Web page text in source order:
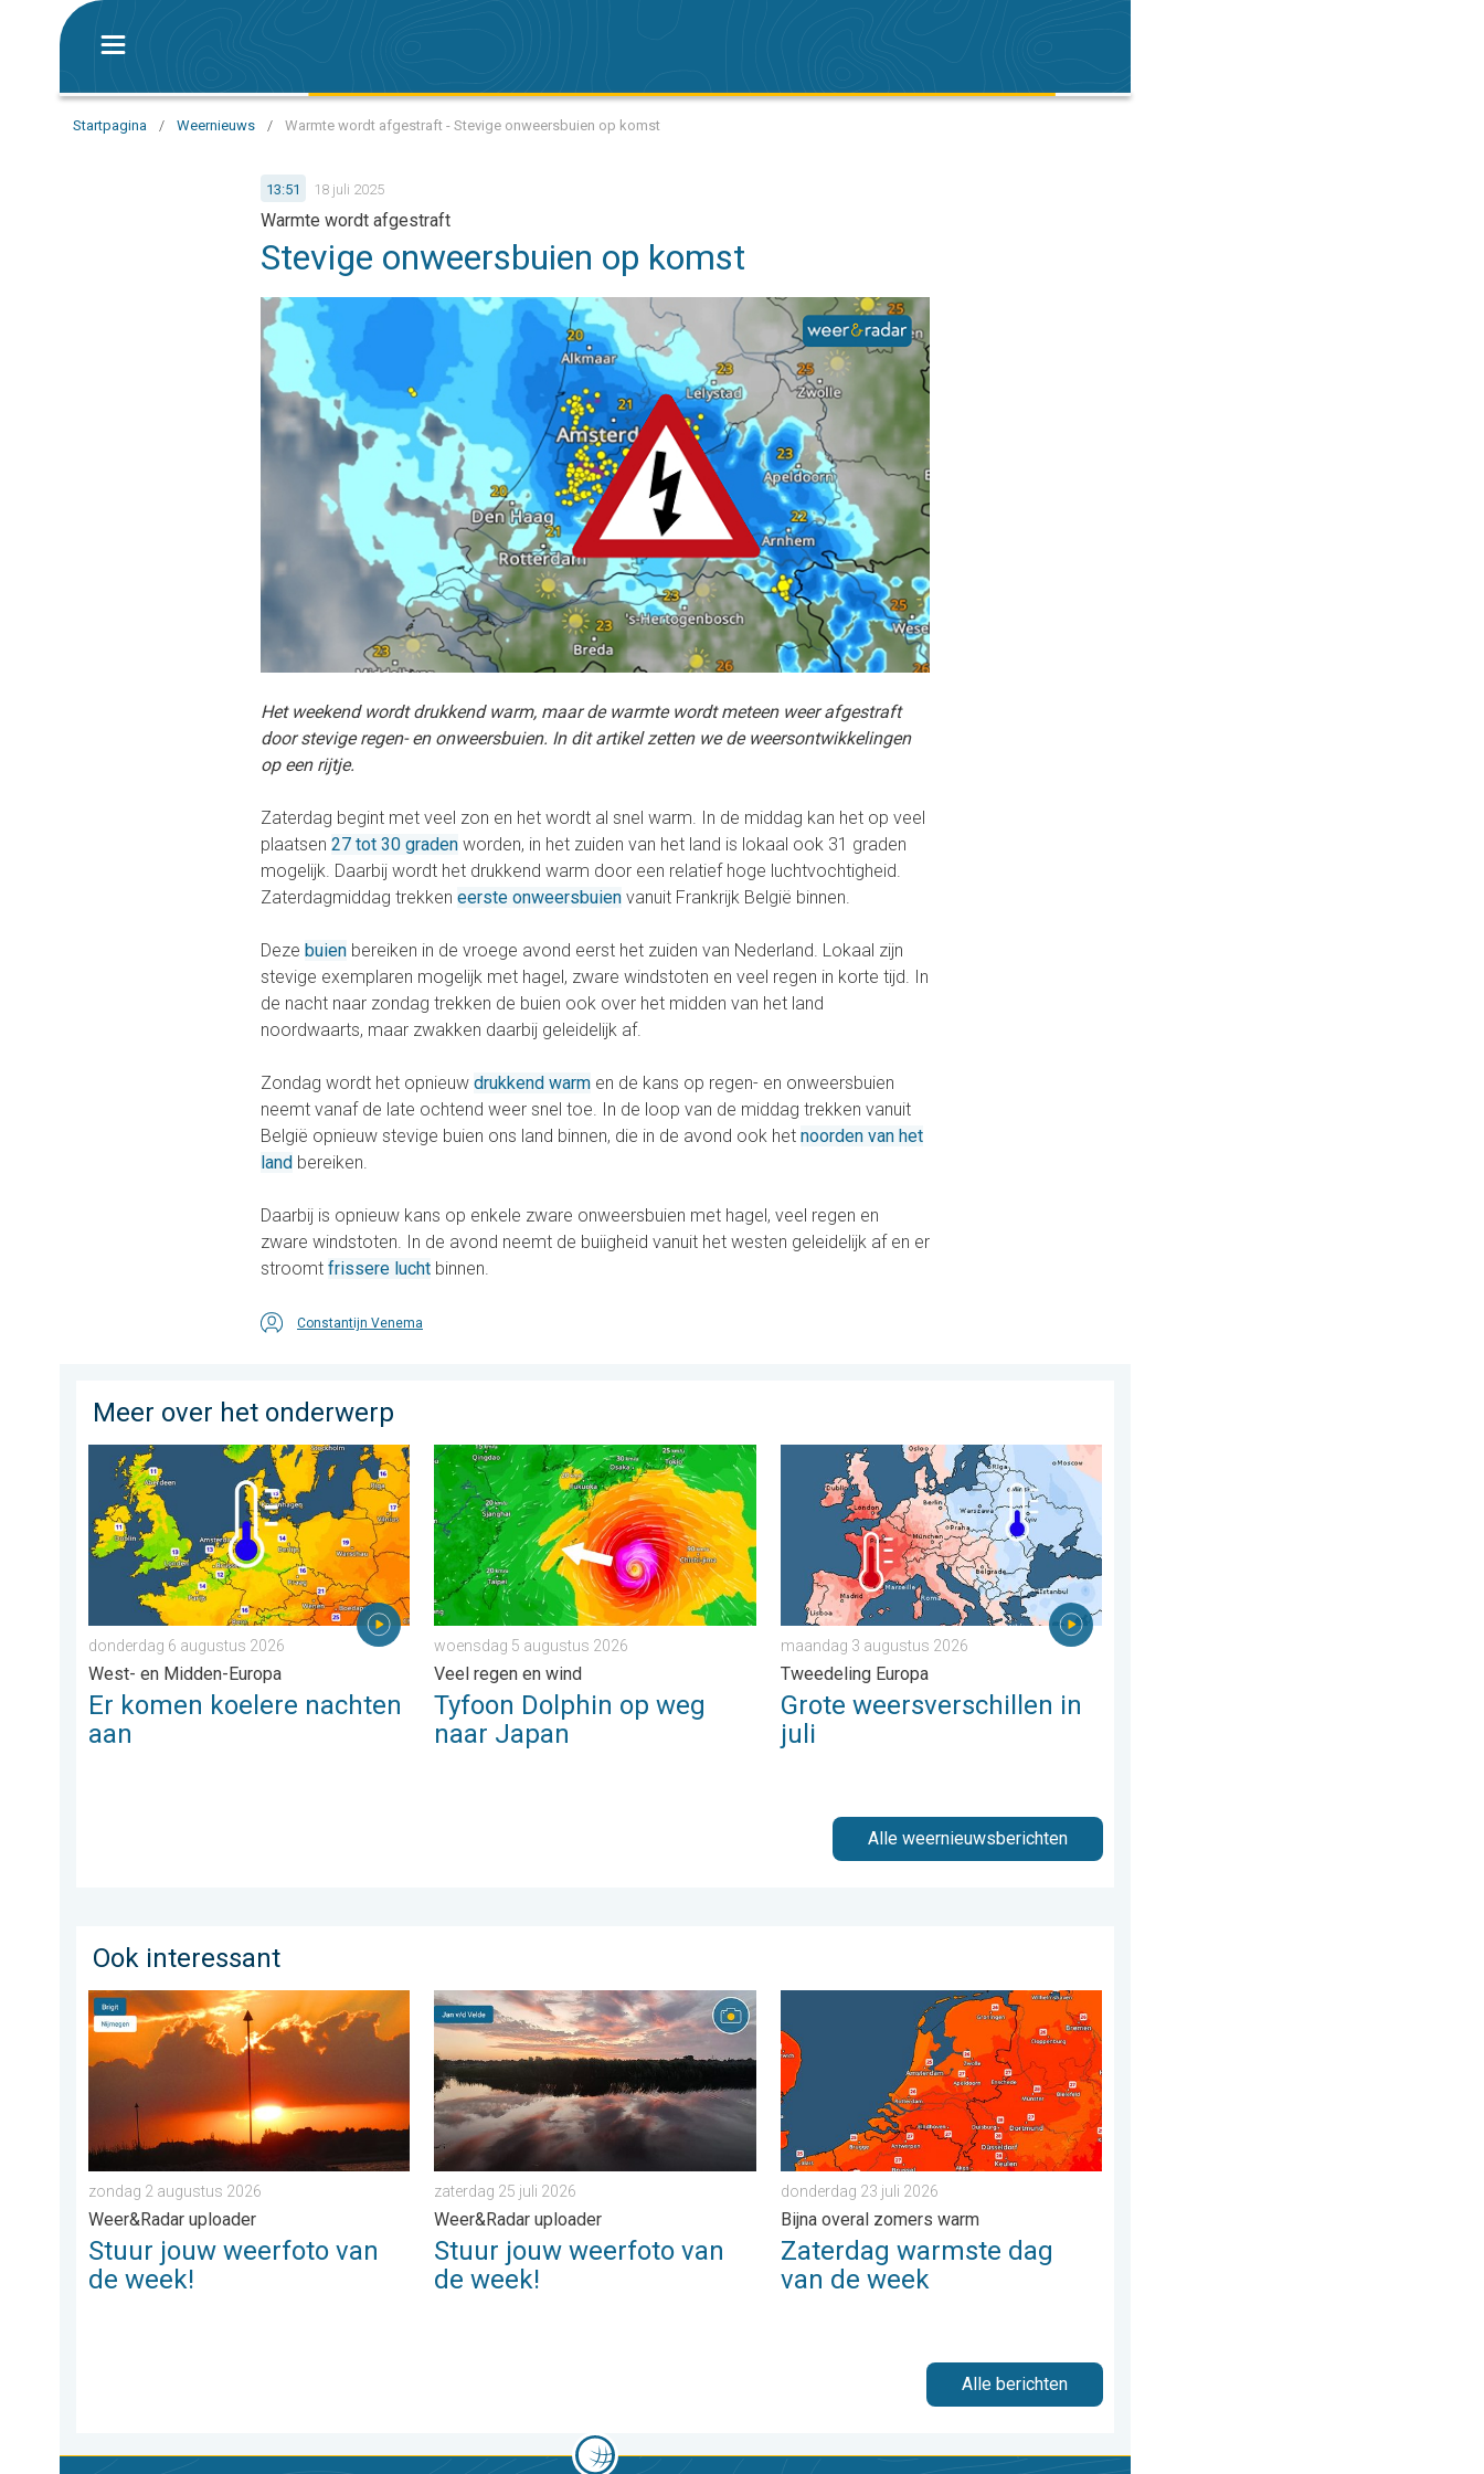
Startpagina / Weernieuws / Warmte wordt afgestraft - Stevige onweersbuien op komst
13:51 18 juli 2025
Warmte wordt afgestraft
Stevige onweersbuien op komst
Het weekend wordt drukkend warm, maar de warmte wordt meteen weer afgestraft
door stevige regen- en onweersbuien. In dit artikel zetten we de weersontwikkelingen
op een rijtje.
Zaterdag begint met veel zon en het wordt al snel warm. In de middag kan het op veel
plaatsen 27 tot 30 graden worden, in het zuiden van het land is lokaal ook 31 graden
mogelijk. Daarbij wordt het drukkend warm door een relatief hoge luchtvochtigheid.
Zaterdagmiddag trekken eerste onweersbuien vanuit Frankrijk België binnen.
Deze buien bereiken in de vroege avond eerst het zuiden van Nederland. Lokaal zijn
stevige exemplaren mogelijk met hagel, zware windstoten en veel regen in korte tijd. In
de nacht naar zondag trekken de buien ook over het midden van het land
noordwaarts, maar zwakken daarbij geleidelijk af.
Zondag wordt het opnieuw drukkend warm en de kans op regen- en onweersbuien
neemt vanaf de late ochtend weer snel toe. In de loop van de middag trekken vanuit
België opnieuw stevige buien ons land binnen, die in de avond ook het noorden van het
land bereiken.
Daarbij is opnieuw kans op enkele zware onweersbuien met hagel, veel regen en
zware windstoten. In de avond neemt de buiigheid vanuit het westen geleidelijk af en er
stroomt frissere lucht binnen.
Constantijn Venema
Meer over het onderwerp
Er komen koelere nachten aan. West- en Midden-Europa. . . donderdag 6 augustus 2026
donderdag 6 augustus 2026
West- en Midden-Europa
Er komen koelere nachten
aan
Tyfoon Dolphin op weg naar Japan. Veel regen en wind. . . woensdag 5 augustus 2026
woensdag 5 augustus 2026
Veel regen en wind
Tyfoon Dolphin op weg
naar Japan
Grote weersverschillen in juli. Tweedeling Europa. . . maandag 3 augustus 2026
maandag 3 augustus 2026
Tweedeling Europa
Grote weersverschillen in
juli
Alle weernieuwsberichten
Ook interessant
Stuur jouw weerfoto van de week!. Weer&Radar uploader. . . zondag 2 augustus 2026
zondag 2 augustus 2026
Weer&Radar uploader
Stuur jouw weerfoto van
de week!
Stuur jouw weerfoto van de week!. Weer&Radar uploader. . . zaterdag 25 juli 2026
zaterdag 25 juli 2026
Weer&Radar uploader
Stuur jouw weerfoto van
de week!
Zaterdag warmste dag van de week. Bijna overal zomers warm. . . donderdag 23 juli 2026
donderdag 23 juli 2026
Bijna overal zomers warm
Zaterdag warmste dag
van de week
Alle berichten